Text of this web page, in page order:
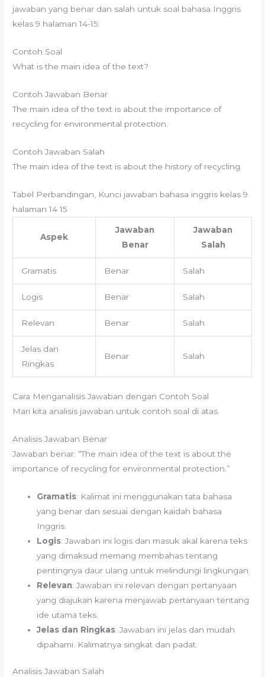
jawaban yang benar dan salah untuk soal bahasa Inggris
kelas 9 halaman 14-15:
Contoh Soal
What is the main idea of the text?
Contoh Jawaban Benar
The main idea of the text is about the importance of
recycling for environmental protection.
Contoh Jawaban Salah
The main idea of the text is about the history of recycling.
Tabel Perbandingan, Kunci jawaban bahasa inggris kelas 9
halaman 14 15
Aspek
Jawaban
Benar
Jawaban
Salah
Gramatis Benar Salah
Logis Benar Salah
Relevan Benar Salah
Jelas dan
Ringkas
Benar Salah
Cara Menganalisis Jawaban dengan Contoh Soal
Mari kita analisis jawaban untuk contoh soal di atas.
Analisis Jawaban Benar
Jawaban benar: “The main idea of the text is about the
importance of recycling for environmental protection.”
Gramatis: Kalimat ini menggunakan tata bahasa
yang benar dan sesuai dengan kaidah bahasa
Inggris.
Logis: Jawaban ini logis dan masuk akal karena teks
yang dimaksud memang membahas tentang
pentingnya daur ulang untuk melindungi lingkungan.
Relevan: Jawaban ini relevan dengan pertanyaan
yang diajukan karena menjawab pertanyaan tentang
ide utama teks.
Jelas dan Ringkas: Jawaban ini jelas dan mudah
dipahami. Kalimatnya singkat dan padat.
Analisis Jawaban Salah